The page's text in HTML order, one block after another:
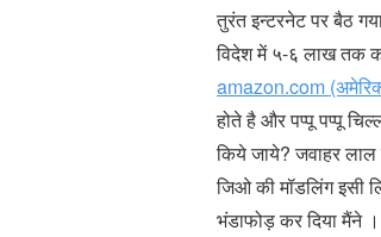
तुरंत इन्टरनेट पर बैठ
विदेश में ५-६ लाख तक
amazon.com
होते है और पप्पू पप्पू
किये जाये? जवाहर लाल
जिओ की मॉडलिंग इसी
भंडाफोड़ कर दिया मैंने ।